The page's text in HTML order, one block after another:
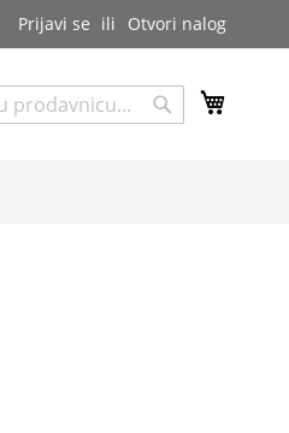
Prijavi se Otvori nalog